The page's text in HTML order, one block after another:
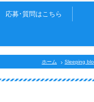
応募･質問はこちら
ホーム Sleeping